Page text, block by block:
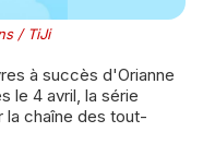
/ TiJi
le 4 avril, la série
la chaîne des tout-